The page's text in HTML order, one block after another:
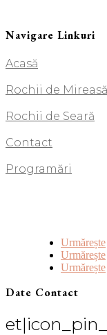
Navigare Linkuri
Acasă
Rochii de Mireasă
Rochii de Seară
Contact
Programări
Urmărește
Urmărește
Urmărește
Date Contact